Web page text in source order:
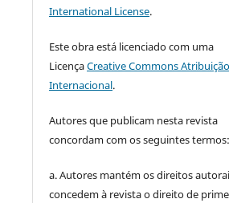
International License.
Este obra está licenciado com uma
LicençaCreative Commons
Internacional.
Autores que publicam nesta revista
concordam com os seguintes termos:
a. Autores mantém os direitos
concedem à revista o direito de